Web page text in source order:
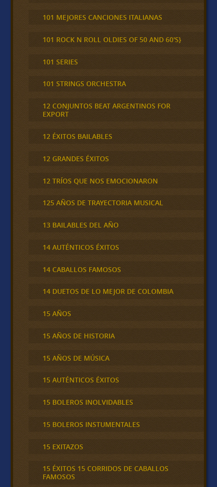
101 MEJORES CANCIONES ITALIANAS
101 ROCK N ROLL OLDIES OF 50 AND 60'S}
101 SERIES
101 STRINGS ORCHESTRA
12 CONJUNTOS BEAT ARGENTINOS FOR
EXPORT
12 ÉXITOS BAILABLES
12 GRANDES ÉXITOS
12 TRÍOS QUE NOS EMOCIONARON
125 AÑOS DE TRAYECTORIA MUSICAL
13 BAILABLES DEL AÑO
14 AUTÉNTICOS ÉXITOS
14 CABALLOS FAMOSOS
14 DUETOS DE LO MEJOR DE COLOMBIA
15 AÑOS
15 AÑOS DE HISTORIA
15 AÑOS DE MÚSICA
15 AUTÉNTICOS ÉXITOS
15 BOLEROS INOLVIDABLES
15 BOLEROS INSTUMENTALES
15 EXITAZOS
15 ÉXITOS 15 CORRIDOS DE CABALLOS
FAMOSOS